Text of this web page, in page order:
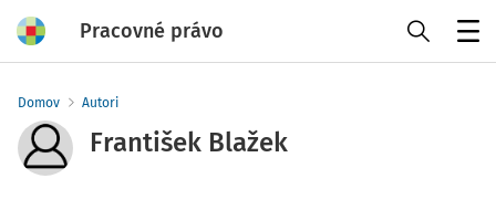
Pracovné právo
Domov Autori
František Blažek